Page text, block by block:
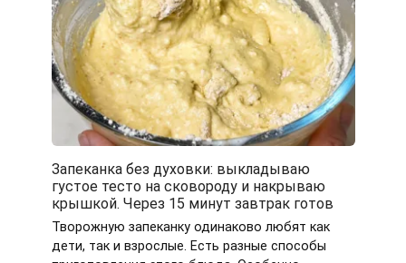
Запеканка без духовки: выкладываю
густое тесто на сковороду и накрываю
крышкой. Через 15 минут завтрак готов
Творожную запеканку одинаково любят как
дети, так и взрослые. Есть разные способы